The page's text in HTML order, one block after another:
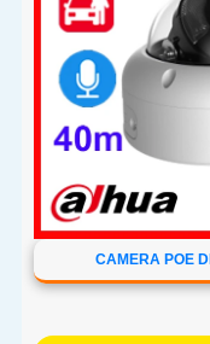
CAMERA POE